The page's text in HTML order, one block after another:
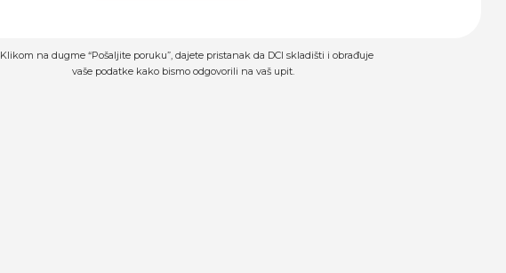
na dugme “Pošaljite poruku”, dajete pristanak da DCI skladišti i obrađuje
vaše podatke kako bismo odgovorili na vaš upit.